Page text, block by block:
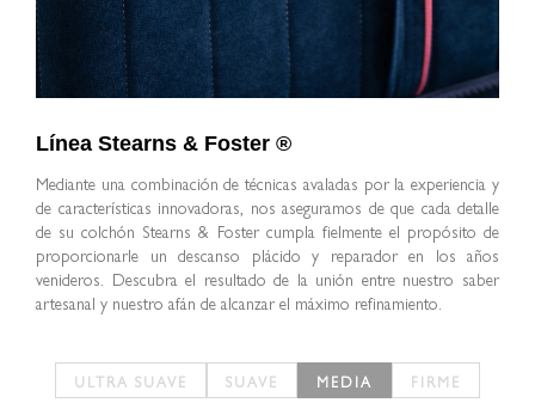
Línea Stearns & Foster ®
Mediante una combinación de técnicas avaladas por la experiencia y
de características innovadoras, nos aseguramos de que cada detalle
de su colchón Stearns & Foster cumpla fielmente el propósito de
proporcionarle un descanso plácido y reparador en los años
venideros. Descubra el resultado de la unión entre nuestro saber
artesanal y nuestro afán de alcanzar el máximo refinamiento.